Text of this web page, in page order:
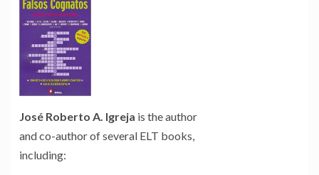
José Roberto A. Igreja is the author
and co-author of several ELT books,
including: